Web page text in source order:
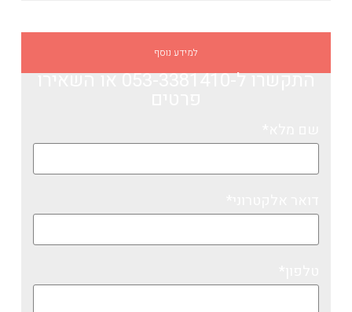
למידע נוסף
התקשרו ל-053-3381410​ או השאירו